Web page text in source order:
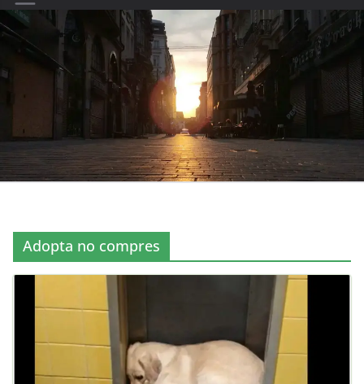
Adopta no compres